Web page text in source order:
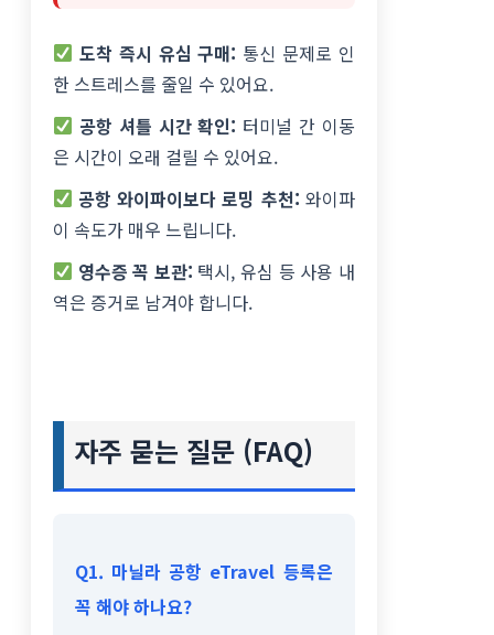
도착 즉시 유심 구매: 통신 문제로 인
한 스트레스를 줄일 수 있어요.
공항 셔틀 시간 확인: 터미널 간 이동
은 시간이 오래 걸릴 수 있어요.
공항 와이파이보다 로밍 추천: 와이파
이 속도가 매우 느립니다.
영수증 꼭 보관: 택시, 유심 등 사용 내
역은 증거로 남겨야 합니다.
자주 묻는 질문 (FAQ)
Q1. 마닐라 공항 eTravel 등록은
꼭 해야 하나요?